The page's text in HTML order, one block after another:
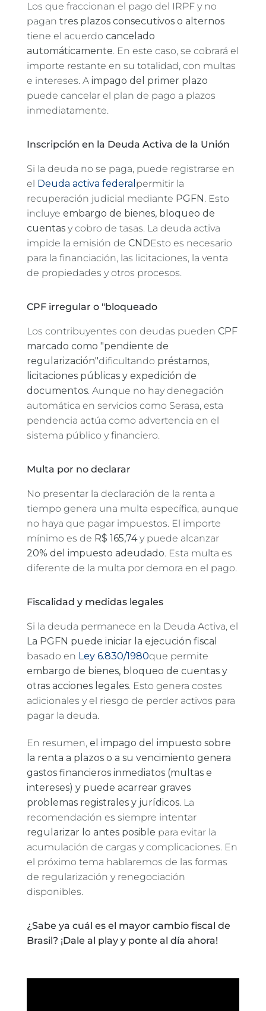
Los que fraccionan el pago del IRPF y no
pagan tres plazos consecutivos o alternos
tiene el acuerdo cancelado
automáticamente. En este caso, se cobrará el
importe restante en su totalidad, con multas
e intereses. A impago del primer plazo
puede cancelar el plan de pago a plazos
inmediatamente.
Inscripción en la Deuda Activa de la Unión
Si la deuda no se paga, puede registrarse en
el
Deuda activa federal permitir la
recuperación judicial mediante PGFN . Esto
incluye embargo de bienes, bloqueo de
cuentas y cobro de tasas. La deuda activa
impide la emisión de CNDEsto es necesario
para la financiación, las licitaciones, la venta
de propiedades y otros procesos.
CPF irregular o "bloqueado
Los contribuyentes con deudas pueden CPF
marcado como "pendiente de
regularización"dificultando préstamos,
licitaciones públicas y expedición de
documentos. Aunque no hay denegación
automática en servicios como Serasa, esta
pendencia actúa como advertencia en el
sistema público y financiero.
Multa por no declarar
No presentar la declaración de la renta a
tiempo genera una multa específica, aunque
no haya que pagar impuestos. El importe
mínimo es de R$ 165,74y puede alcanzar
20% del impuesto adeudado. Esta multa es
diferente de la multa por demora en el pago.
Fiscalidad y medidas legales
Si la deuda permanece en la Deuda Activa, el
La PGFN puede iniciar la ejecución fiscal
basado en Ley 6.830/1980que permite
embargo de bienes, bloqueo de cuentas y
otras acciones legales. Esto genera costes
adicionales y el riesgo de perder activos para
pagar la deuda.
En resumen, el impago del impuesto sobre
la renta a plazos o a su vencimiento genera
gastos financieros inmediatos (multas e
intereses) y puede acarrear graves
problemas registrales y jurídicos. La
recomendación es siempre intentar
regularizar lo antes posible para evitar la
acumulación de cargas y complicaciones. En
el próximo tema hablaremos de las formas
de regularización y renegociación
disponibles.
¿Sabe ya cuál es el mayor cambio fiscal de
Brasil? ¡Dale al play y ponte al día ahora!